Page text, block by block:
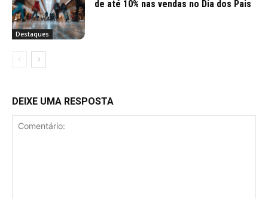
Destaques
de até 10% nas vendas no Dia dos Pais
DEIXE UMA RESPOSTA